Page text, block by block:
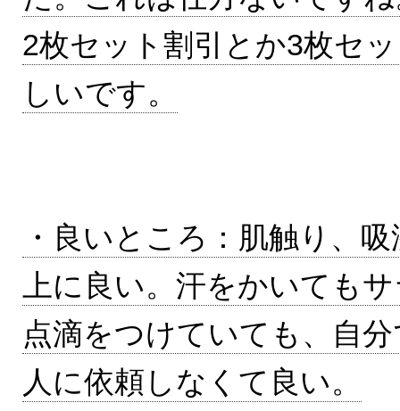
2枚セット割引とか3枚セ
しいです。
・良いところ：肌触り、
上に良い。汗をかいても
点滴をつけていても、自
人に依頼しなくて良い。